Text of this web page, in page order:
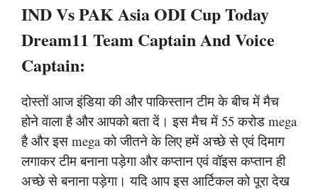
IND Vs PAK Asia ODI Cup Today
Dream11 Team Captain And Voice
Captain:
दोस्तों आज इंडिया की और पाकिस्तान टीम के बीच में मैच
होने वाला है और आपको बता दें। इस मैच में 55 करोड mega
है और इस mega को जीतने के लिए हमें अच्छे से एवं दिमाग
लगाकर टीम बनाना पड़ेगा और कप्तान एवं वॉइस कप्तान ही
अच्छे से बनाना पड़ेगा। यदि आप इस आर्टिकल को पूरा देख